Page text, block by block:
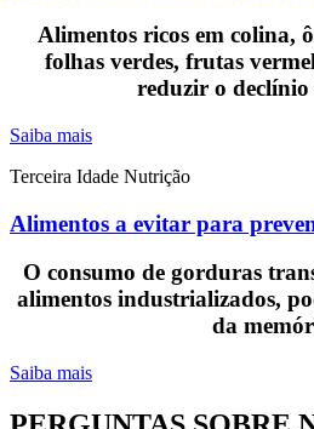
Alimentos ricos em colina,
folhas verdes, frutas
reduzir o
Saiba mais
Terceira Idade Nutrição
Alimentos a evitar para
O consumo de gorduras
alimentos industrializados,
da
Saiba mais